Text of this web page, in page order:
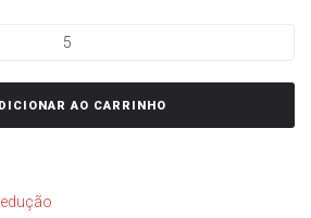
AO CARRINHO